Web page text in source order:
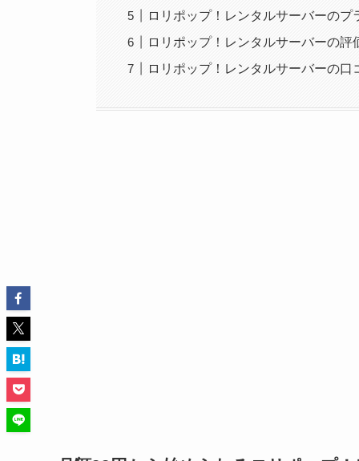
ロリポップ！レンタルサーバーのプ
ロリポップ！レンタルサーバーの評
ロリポップ！レンタルサーバーの口